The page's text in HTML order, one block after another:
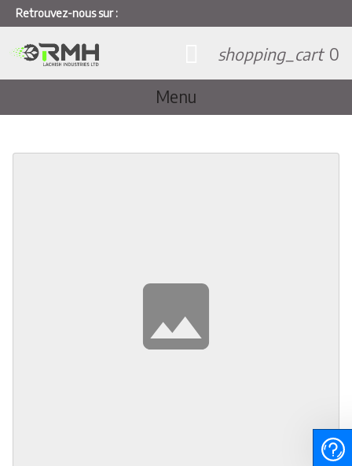
Retrouvez-nous sur :
Menu
shopping_cart 0